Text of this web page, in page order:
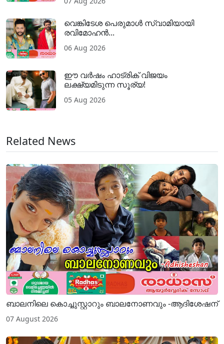
വെങ്കിടേശ പെരുമാൾ സ്വാമിയായി
രവിമോഹൻ...
06 Aug 2026
ഈ വർഷം ഹാട്രിക് വിജയം
ലക്ഷ്യമിടുന്ന സൂര്യ!
05 Aug 2026
Related News
ബാലനിലെ കൊച്ചുസ്റ്റാറും ബാലനോണവും -ആദിശേഷന്
07 August 2026